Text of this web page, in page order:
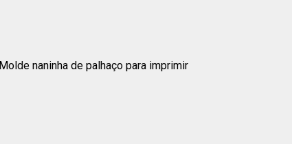
Molde naninha de palhaço para imprimir